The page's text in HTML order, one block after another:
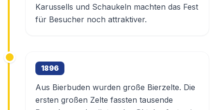
Karussells und Schaukeln machten das Fest
für Besucher noch attraktiver.
1896
Aus Bierbuden wurden große Bierzelte. Die
ersten großen Zelte fassten tausende